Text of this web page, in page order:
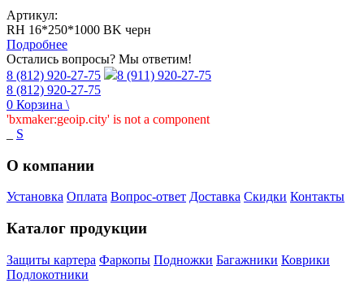
Артикул:
RH 16*250*1000 BK черн
Подробнее
Остались вопросы? Мы ответим!
8 (812) 920-27-75
8 (911) 920-27-75
8 (812) 920-27-75
0 Корзина \
'bxmaker:geoip.city' is not a component
S
О компании
Установка Оплата Вопрос-ответ Доставка Скидки Контакты
Каталог продукции
Защиты картера Фаркопы Подножки Багажники Коврики
Подлокотники